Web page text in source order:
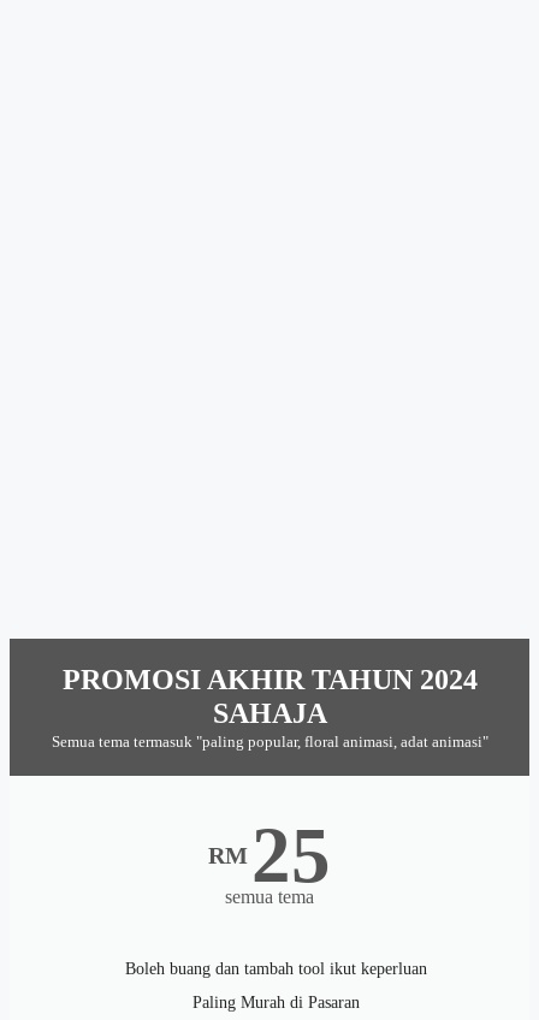
PROMOSI AKHIR TAHUN 2024
SAHAJA
Semua tema termasuk "paling popular, floral animasi, adat animasi"
RM 25
semua tema
Boleh buang dan tambah tool ikut keperluan
Paling Murah di Pasaran